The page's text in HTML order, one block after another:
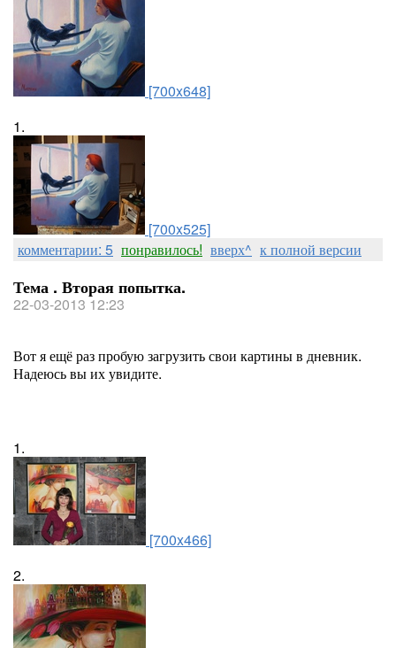
[700x648]
1.
[700x525]
комментарии: 5 понравилось! вверх^ к полной версии
Тема . Вторая попытка.
22-03-2013 12:23
Вот я ещё раз пробую загрузить свои картины в дневник.
Надеюсь вы их увидите.
1.
[700x466]
2.